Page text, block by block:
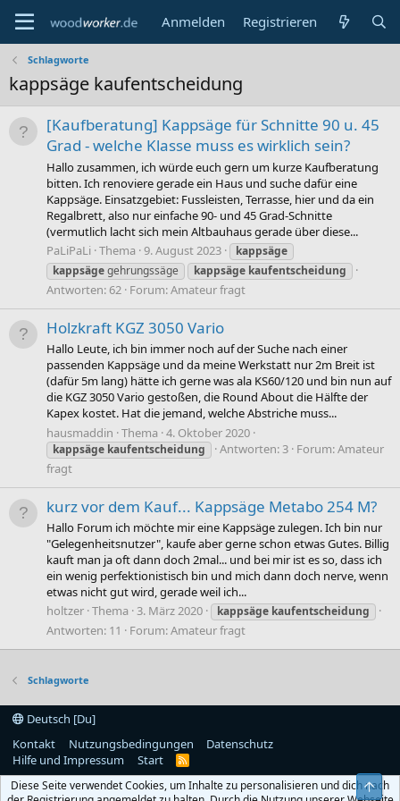
Anmelden Registrieren
Schlagworte
kappsäge kaufentscheidung
[Kaufberatung] Kappsäge für Schnitte 90 u. 45
Grad - welche Klasse muss es wirklich sein?
Hallo zusammen, ich würde euch gern um kurze Kaufberatung
bitten. Ich renoviere gerade ein Haus und suche dafür eine
Kappsäge. Einsatzgebiet: Fussleisten, Terrasse, hier und da ein
Regalbrett, also nur einfache 90- und 45 Grad-Schnitte
(vermutlich lacht sich mein Altbauhaus gerade über diese...
PaLiPaLi Thema 9. August 2023
kappsäge
kappsägegehrungssäge kappsäge kaufentscheidung
Antworten: 62 Forum:Amateur fragt
Holzkraft KGZ 3050 Vario
Hallo Leute, ich bin immer noch auf der Suche nach einer
passenden Kappsäge und da meine Werkstatt nur 2m Breit ist
(dafür 5m lang) hätte ich gerne was ala KS60/120 und bin nun auf
die KGZ 3050 Vario gestoßen, die Round About die Hälfte der
Kapex kostet. Hat die jemand, welche Abstriche muss...
hausmaddin Thema 4. Oktober 2020
kappsäge kaufentscheidung Antworten: 3 Forum:Amateur
fragt
kurz vor dem Kauf... Kappsäge Metabo 254 M?
Hallo Forum ich möchte mir eine Kappsäge zulegen. Ich bin nur
"Gelegenheitsnutzer", kaufe aber gerne schon etwas Gutes. Billig
kauft man ja oft dann doch 2mal... und bei mir ist es so, dass ich
ein wenig perfektionistisch bin und mich dann doch nerve, wenn
etwas nicht gut wird, gerade weil ich...
holtzer Thema 3. März 2020 kappsäge kaufentscheidung
Antworten: 11 Forum:Amateur fragt
Schlagworte
Deutsch [Du]
Kontakt
Nutzungsbedingungen
Datenschutz
Hilfe und Impressum
Start
R
S
Diese Seite verwendet Cookies, um Inhalte zu personalisieren und dich nach